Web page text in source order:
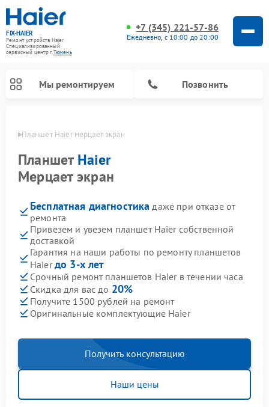
FIX-HAIER
Ремонт устройств Haier
Специализированный
cервисный центр г.Тюмень
+7 (345) 221-57-86
Ежедневно, с 10:00 до 20:00
Мы ремонтируем Позвонить
Планшет Haier мерцает экран
Планшет Haier
Мерцает экран
Бесплатная диагностика даже при отказе от
ремонта
Привезем и увезем планшет Haier собственной
доставкой
Гарантия на наши работы по ремонту планшетов
Haierдо 3-х лет
Срочный ремонт планшетов Haier в течении часа
Скидка для вас до 20%
Получите 1500 рублей на ремонт
Оригинальные комплектующие Haier
Получить консультацию
Наши цены